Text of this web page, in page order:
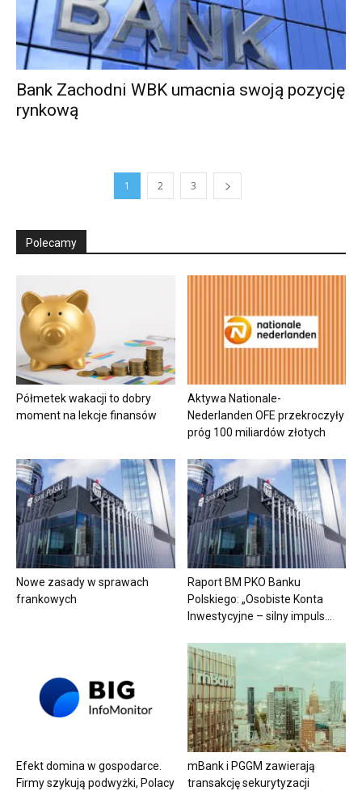
Bank Zachodni WBK umacnia swoją pozycję
rynkową
1 2 3
Polecamy
Półmetek wakacji to dobry
moment na lekcje finansów
Aktywa Nationale-
Nederlanden OFE przekroczyły
próg 100 miliardów złotych
Nowe zasady w sprawach
frankowych
Raport BM PKO Banku
Polskiego: „Osobiste Konta
Inwestycyjne – silny impuls...
Efekt domina w gospodarce.
Firmy szykują podwyżki, Polacy
mBank i PGGM zawierają
transakcję sekurytyzacji